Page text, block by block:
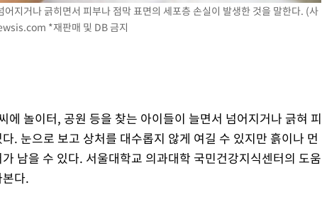
위해 불가피"
압수수색
지거나 긁히면서 피부나 점막 표면의 세포층 손실이 발생한 것을 말한다. (사
*재판매 및 DB 금지
에 놀이터, 공원 등을 찾는 아이들이 늘면서 넘어지거나 긁혀 피
. 눈으로 보고 상처를 대수롭지 않게 여길 수 있지만 흙이나 먼
남을 수 있다. 서울대학교 의과대학 국민건강지식센터의 도움
다.